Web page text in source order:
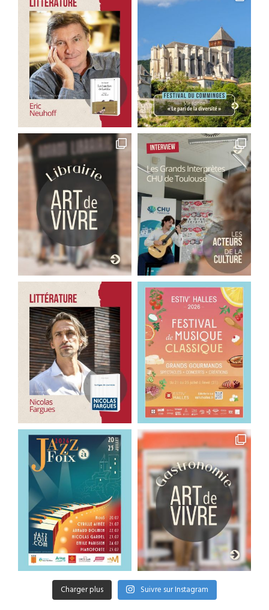
Charger plus Suivre sur Instagram